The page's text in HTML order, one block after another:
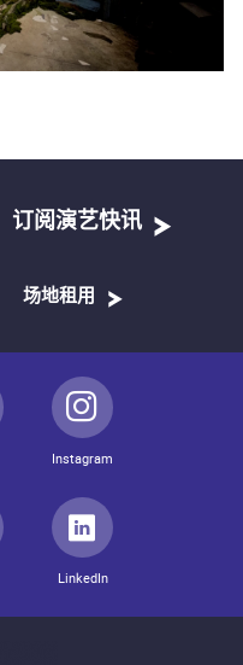
订阅演艺快讯
场地租用
Instagram
LinkedIn